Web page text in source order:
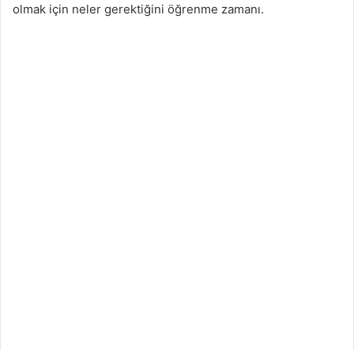
olmak için neler gerektiğini öğrenme zamanı.